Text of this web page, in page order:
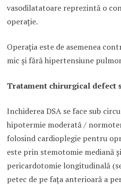
vasodilatatoare reprezintă o
operaţie.
Operaţia este de asemenea
mic şi fără hipertensiune
Tratament chirurgical defect
Inchiderea DSA se face sub
hipotermie moderată /
folosind cardioplegie pentru
este prin stemotomie mediană şi
pericardotomie longitudinală
petec de pe faţa anterioară a